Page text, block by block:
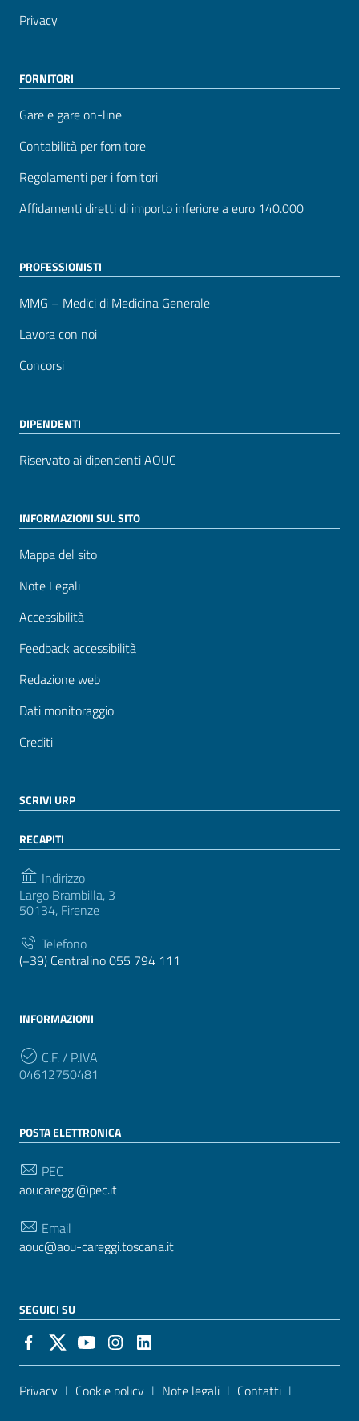
Privacy
FORNITORI
Gare e gare on-line
Contabilità per fornitore
Regolamenti per i fornitori
Affidamenti diretti di importo inferiore a euro 140.000
PROFESSIONISTI
MMG – Medici di Medicina Generale
Lavora con noi
Concorsi
DIPENDENTI
Riservato ai dipendenti AOUC
INFORMAZIONI SUL SITO
Mappa del sito
Note Legali
Accessibilità
Feedback accessibilità
Redazione web
Dati monitoraggio
Crediti
SCRIVI URP
RECAPITI
Indirizzo
Largo Brambilla, 3
50134, Firenze
Telefono
(+39) Centralino 055 794 111
INFORMAZIONI
C.F. / P.IVA
04612750481
POSTA ELETTRONICA
PEC
aoucareggi@pec.it
Email
aouc@aou-careggi.toscana.it
SEGUICI SU
Sezione Link Utili
Privacy | Cookie policy | Note legali | Contatti |